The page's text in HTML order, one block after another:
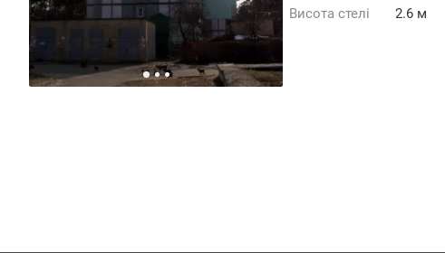
Висота стелі
2.6 м